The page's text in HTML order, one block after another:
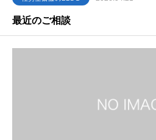
最近のご相談